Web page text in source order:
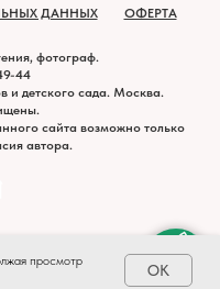
просмотр
OK
ДАННЫХ
ОФЕРТА
фотограф.
44
и детского сада. Москва.
сайта возможно только
автора.